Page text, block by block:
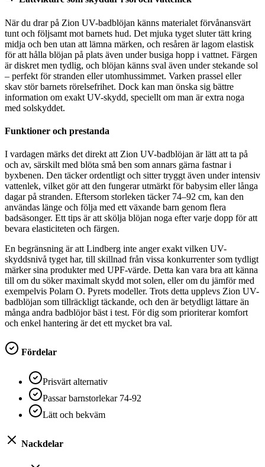
När du drar på Zion UV-badblöjan känns materialet förvånansvärt
tunt och följsamt mot barnets hud. Det mjuka tyget sluter tätt kring
midja och ben utan att lämna märken, och resåren är lagom elastisk
för att hålla blöjan på plats även under busiga hopp i vattnet. Färgen
är diskret men tydlig, och blöjan känns sval även under stekande sol
– perfekt för stranden eller utomhussimmet. Varken prassel eller
skav stör barnets rörelsefrihet. Dock kan man önska sig bättre
information om exakt UV-skydd, speciellt om man är extra noga
med solskyddet.
Funktioner och prestanda
I vardagen märks det direkt att Zion UV-badblöjan är lätt att ta på
och av, särskilt med blöta små ben som annars gärna fastnar i
byxbenen. Den täcker ordentligt och sitter tryggt även under intensiv
vattenlek, vilket gör att den fungerar utmärkt för babysim eller långa
dagar på stranden. Eftersom storleken täcker 74–92 cm, kan den
användas länge och följa med ett växande barn genom flera
badsäsonger. Ett tips är att skölja blöjan noga efter varje dopp för att
bevara elasticiteten och färgen.
En begränsning är att Lindberg inte anger exakt vilken UV-
skyddsnivå tyget har, till skillnad från vissa konkurrenter som tydligt
märker sina produkter med UPF-värde. Detta kan vara bra att känna
till om du söker maximalt skydd mot solen, eller om du jämför med
exempelvis Polarn O. Pyrets modeller. Trots detta upplevs Zion UV-
badblöjan som tillräckligt täckande, och den är betydligt lättare än
många andra badblöjor bäst i test. För dig som prioriterar komfort
och enkel hantering är det ett mycket bra val.
Fördelar
Prisvärt alternativ
Passar barnstorlekar 74-92
Lätt och bekväm
Nackdelar